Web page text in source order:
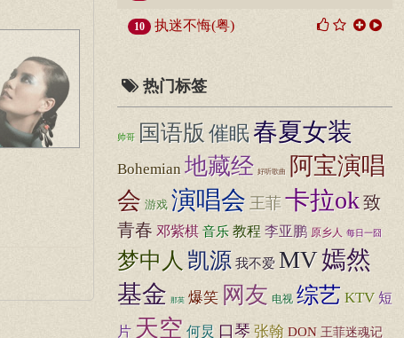
10 执迷不悔(粤)
热门标签
帅哥 国语版 催眠春夏女装
Bohemian 地藏经 好听歌曲
阿宝演唱
会 游戏 演唱会 王菲 卡拉ok致
青春 邓紫棋 音乐 教程 李亚鹏 原乡人 每日一囧
梦中人 凯源 我不爱 MV嫣然
基金 那英 爆笑 网友 电视 综艺 KTV 短
片 天空 何炅 口琴 张翰 DON 王菲迷魂记